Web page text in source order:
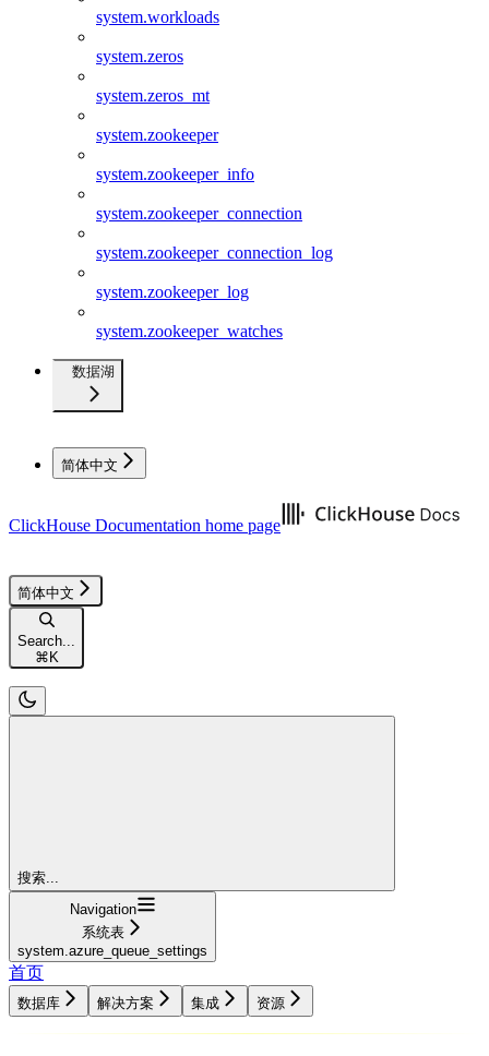
system.workloads
system.zeros
system.zeros_mt
system.zookeeper
system.zookeeper_info
system.zookeeper_connection
system.zookeeper_connection_log
system.zookeeper_log
system.zookeeper_watches
数据湖
简体中文
ClickHouse Documentation home page
简体中文
Search...
⌘K
搜索...
Navigation
系统表
system.azure_queue_settings
首页
数据库 解决方案 集成 资源